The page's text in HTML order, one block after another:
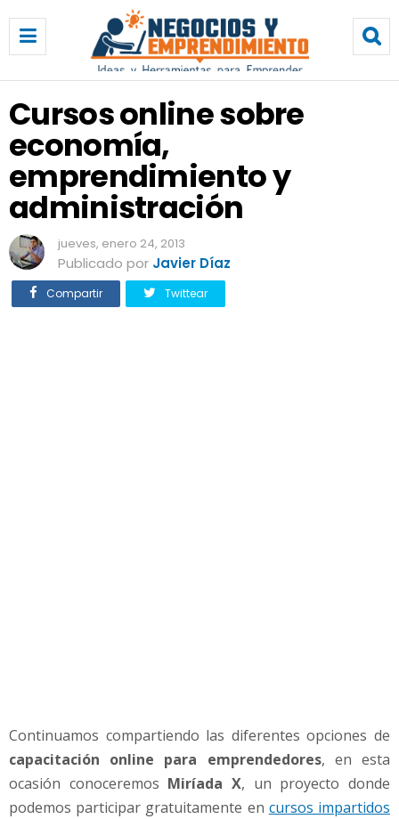
r
s
s
o
n
l
n
s
o
b
r
n
t
o
y
Cursos online sobre
economía,
emprendimiento y
administración
jueves, enero 24, 2013
Publicado por Javier Díaz
Compartir Twittear
Continuamos compartiendo las diferentes opciones de
capacitación online para emprendedores, en esta
ocasión conoceremos Miríada X, un proyecto donde
podemos participar gratuitamente en cursos impartidos